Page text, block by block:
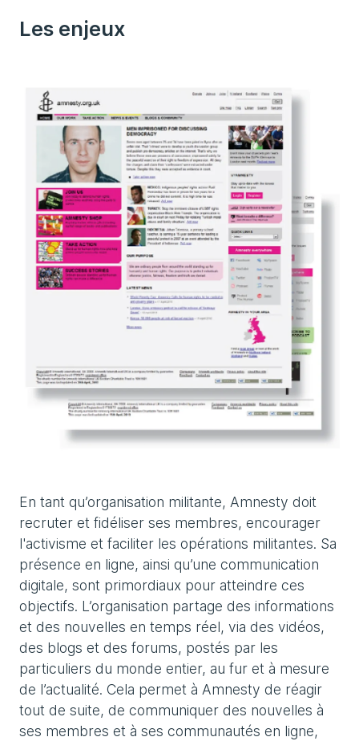
Les enjeux
En tant qu’organisation militante, Amnesty doit
recruter et fidéliser ses membres, encourager
l'activisme et faciliter les opérations militantes. Sa
présence en ligne, ainsi qu’une communication
digitale, sont primordiaux pour atteindre ces
objectifs. L’organisation partage des informations
et des nouvelles en temps réel, via des vidéos,
des blogs et des forums, postés par les
particuliers du monde entier, au fur et à mesure
de l’actualité. Cela permet à Amnesty de réagir
tout de suite, de communiquer des nouvelles à
ses membres et à ses communautés en ligne,